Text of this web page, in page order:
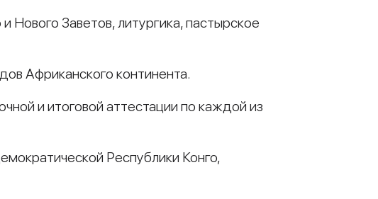
Нового Заветов, литургика, пастырское
Африканского континента.
и итоговой аттестации по каждой из
Республики Конго,